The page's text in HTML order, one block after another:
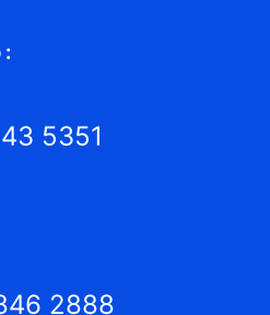
:
5351
2888